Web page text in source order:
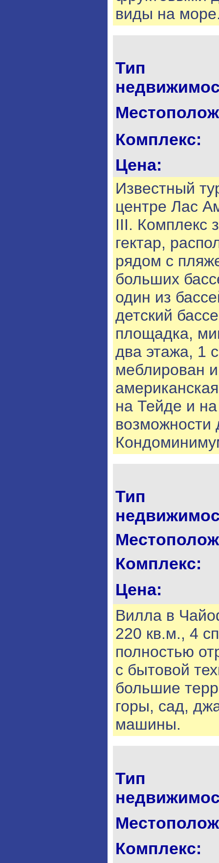
виды на
Тип
Комплекс:
Цена:
Известный
центре Лас
III. Комплекс
гектар,
рядом с
больших
один из
детский
площадка,
два этажа, 1
меблирован
на Тейде и
Тип
Комплекс:
Цена:
Вилла в
220 кв.м., 4
полностью
с бытовой
большие
горы, сад,
машины.
Тип
Комплекс: